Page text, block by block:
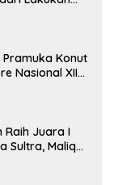
Konut
Nasional XII
‎Raih Juara I
Sultra, Maliqa